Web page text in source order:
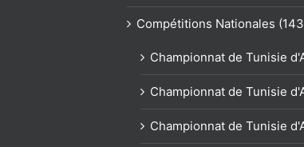
Compétitions Nationales
Championnat de Tunisie
Championnat de Tunisie
Championnat de Tunisie